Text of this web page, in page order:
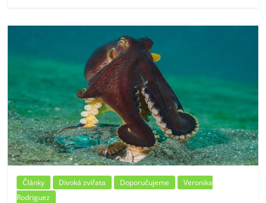
Články Divoká zvířata Doporučujeme
Veronika
Rodriguez